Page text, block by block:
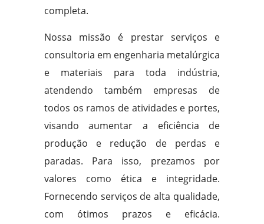
completa.
Nossa missão é prestar serviços e
consultoria em engenharia metalúrgica
e materiais para toda indústria,
atendendo também empresas de
todos os ramos de atividades e portes,
visando aumentar a eficiência de
produção e redução de perdas e
paradas. Para isso, prezamos por
valores como ética e integridade.
Fornecendo serviços de alta qualidade,
com ótimos prazos e eficácia.